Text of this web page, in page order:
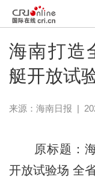
海南打造
艇开放试
来源： 海南日报 |
原标题：海
开放试验场 全